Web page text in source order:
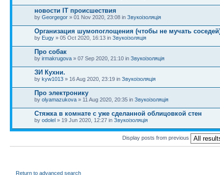
новости IT происшествия
by Georgegor » 01 Nov 2020, 23:08 in Звукоізоляція
Организация шумопоглощения (чтобы не мучать
by Eugy » 05 Oct 2020, 16:13 in Звукоізоляція
Про собак
by irmakrugova » 07 Sep 2020, 21:10 in Звукоізоляція
ЗИ Кухни.
by kyw1013 » 16 Aug 2020, 23:19 in Звукоізоляція
Про электронику
by olyamazukova » 11 Aug 2020, 20:35 in Звукоізоляція
Стяжка в комнате с уже сделанной облицовкой стен
by odolel » 19 Jun 2020, 12:27 in Звукоізоляція
Display posts from previous
Return to advanced search